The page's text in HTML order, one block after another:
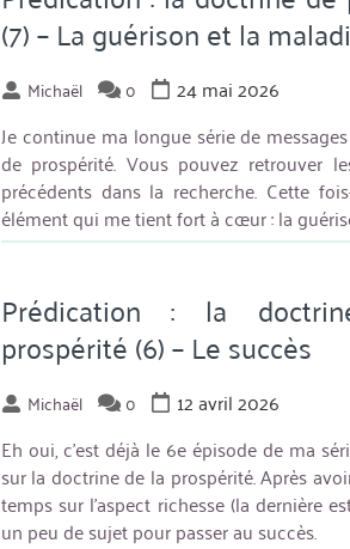
(7) – La guérison et la
Michaël 0
24 mai 2026
Je continue ma longue série de
de prospérité. Vous pouvez retrouver
précédents dans la recherche. Cette
élément qui me tient fort à cœur : la
Prédication : la
prospérité (6) – Le succès
Michaël 0
12 avril 2026
Eh oui, c’est déjà le 6e épisode de ma
sur la doctrine de la prospérité. Après
temps sur l’aspect richesse (la dernière
un peu de sujet pour passer au succès.